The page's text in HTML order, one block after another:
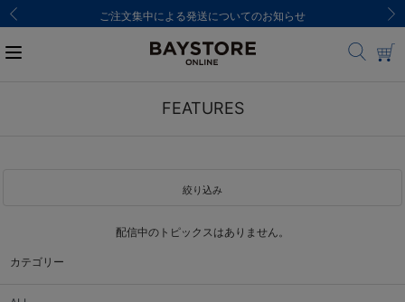
ご注文集中による発送についてのお知らせ
カテゴリー
FEATURES
絞り込み
配信中のトピックスはありません。